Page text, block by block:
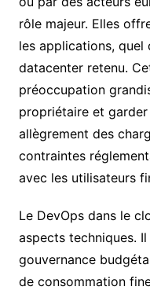
rôle majeur. Elles
les applications,
datacenter retenu.
préoccupation
propriétaire et
allègrement des
contraintes
avec les utilisateurs
Le DevOps dans le
aspects techniques.
gouvernance
de consommation